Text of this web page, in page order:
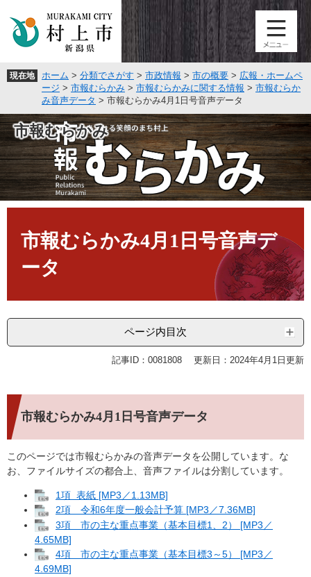
頭
。
飛
て
本
文
へ
現在地 ホーム > 分類でさがす > 市政情報 > 市の概要 > 広報・ホームペ
ージ > 市報むらかみ > 市報むらかみに関する情報 > 市報むらか
み音声データ > 市報むらかみ4月1日号音声データ
市報むらかみ
市報むらかみ4月1日号音声デ
ータ
ページ内目次
記事ID：0081808 更新日：2024年4月1日更新
市報むらかみ4月1日号音声データ
このページでは市報むらかみの音声データを公開しています。な
お、ファイルサイズの都合上、音声ファイルは分割しています。
1項 表紙 [MP3／1.13MB]
2項 令和6年度一般会計予算 [MP3／7.36MB]
3項 市の主な重点事業（基本目標1、2） [MP3／
4.65MB]
4項 市の主な重点事業（基本目標3～5） [MP3／
4.69MB]